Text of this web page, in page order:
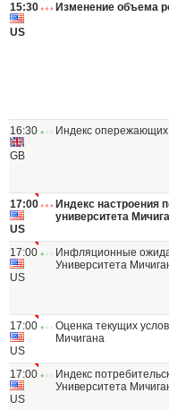
15:30
US
Изменение объема
16:30
GB
Индекс опережающих
17:00
US
Индекс настроения
университета
17:00
US
Инфляционные
Университета
17:00
US
Оценка текущих
Мичигана
17:00
US
Индекс
Университета